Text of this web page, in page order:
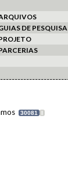
DE PESQUISA
30081 I